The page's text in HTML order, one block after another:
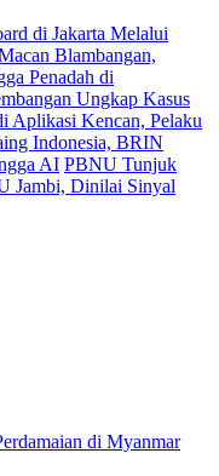
di Jakarta Melalui
Blambangan,
Penadah di
Ungkap Kasus
Aplikasi Kencan, Pelaku
Indonesia, BRIN
AI PBNU Tunjuk
Jambi, Dinilai Sinyal
di Myanmar